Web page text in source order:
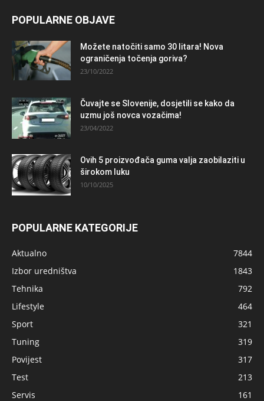
POPULARNE OBJAVE
Možete natočiti samo 30 litara! Nova
ograničenja točenja goriva?
23/10/2022
Čuvajte se Slovenije, dosjetili se kako da
uzmu još novca vozačima!
23/04/2022
Ovih 5 proizvođača guma valja zaobilaziti u
širokom luku
10/10/2025
POPULARNE KATEGORIJE
Aktualno
7844
Izbor uredništva
1843
Tehnika
792
Lifestyle
464
Sport
321
Tuning
319
Povijest
317
Test
213
Servis
161